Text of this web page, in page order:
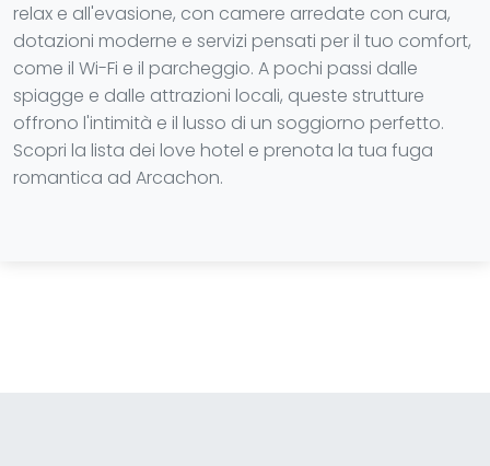
relax e all'evasione, con camere arredate con cura,
dotazioni moderne e servizi pensati per il tuo comfort,
come il Wi-Fi e il parcheggio. A pochi passi dalle
spiagge e dalle attrazioni locali, queste strutture
offrono l'intimità e il lusso di un soggiorno perfetto.
Scopri la lista dei love hotel e prenota la tua fuga
romantica ad Arcachon.